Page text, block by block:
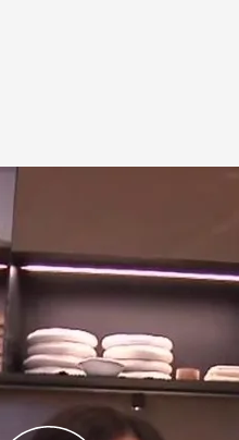
restaurante en Madrid
el jefe de cocina: “Es
salmón y caviar”